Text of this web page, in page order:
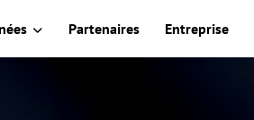
Partenaires Entreprise